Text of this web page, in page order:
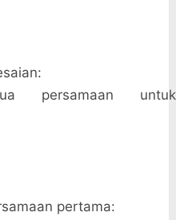
persamaan untuk
pertama: